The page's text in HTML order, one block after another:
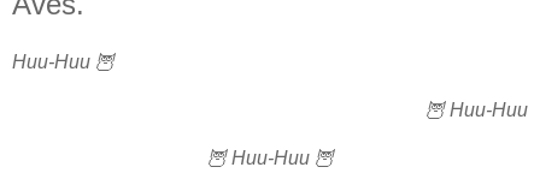
Huu-Huu 🦉
🦉 Huu-Huu
🦉 Huu-Huu 🦉